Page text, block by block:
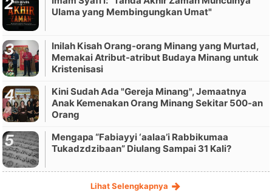
Ulama yang Membingungkan Umat"
Inilah Kisah Orang-orang Minang yang Murtad,
Memakai Atribut-atribut Budaya Minang untuk
Kristenisasi
Kini Sudah Ada "Gereja Minang", Jemaatnya
Anak Kemenakan Orang Minang Sekitar 500-an
Orang
Mengapa “Fabiayyi ‘aalaa’i Rabbikumaa
Tukadzdzibaan” Diulang Sampai 31 Kali?
Lihat Selengkapnya